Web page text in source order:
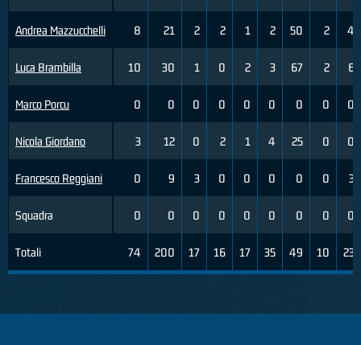
Andrea Mazzucchelli
Luca Brambilla
Marco Porcu
Nicola Giordano
Francesco Reggiani
Squadra
Totali
8 21 2 2 1 2 50 2 4
10 30 1 0 2 3 67 2 6
0 0 0 0 0 0 0 0 0
3 12 0 2 1 4 25 0 0
0 9 3 0 0 0 0 0 3
0 0 0 0 0 0 0 0 0
74 200 17 16 17 35 49 10 23